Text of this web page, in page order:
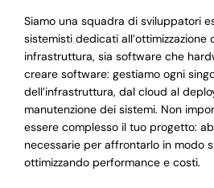
Siamo una squadra di sviluppatori
sistemisti dedicati
infrastruttura, sia software che
creare software: gestiamo ogni
dell’infrastruttura, dal cloud al
manutenzione dei sistemi. Non
essere complesso il tuo progetto:
necessarie per affrontarlo in modo
ottimizzando performance e costi.